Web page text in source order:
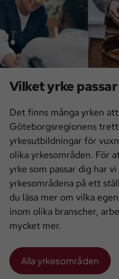
Vilket yrke
Det finns många yrken
Göteborgsregionens
yrkesutbildningar för
olika yrkesområden. För
yrke som passar dig har
yrkesområdena på ett
du läsa mer om vilka
inom olika branscher,
mycket mer.
Alla yrkesområden